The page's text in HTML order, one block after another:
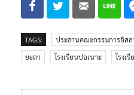
TAGS: ประธานคณะกรรมการอิสล
ยะลา
โรงเรียนปอเนาะ โรงเ